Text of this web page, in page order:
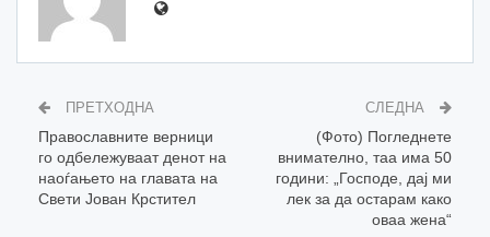
ПРЕТХОДНА
Православните верници
го одбележуваат денот на
наоѓањето на главата на
Свети Јован Крстител
СЛЕДНА
(Фото) Погледнете
внимателно, таа има 50
години: „Господе, дај ми
лек за да остарам како
оваа жена“